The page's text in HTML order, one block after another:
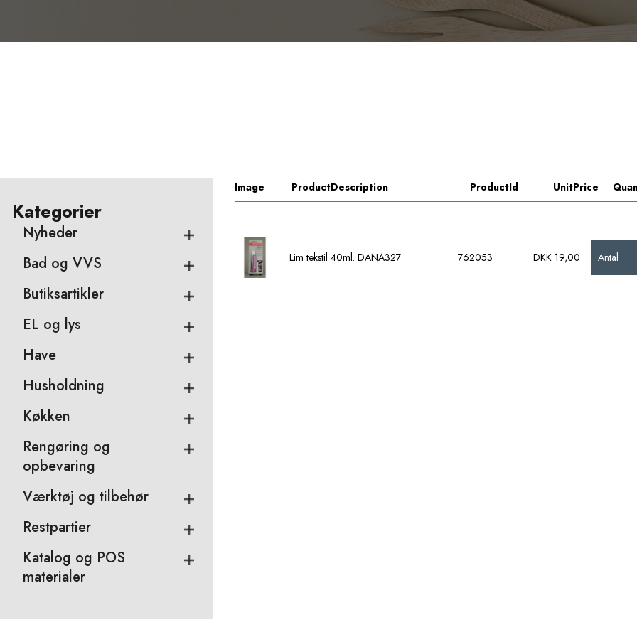
Kategorier
Nyheder
Bad og VVS
Butiksartikler
EL og lys
Have
Husholdning
Køkken
Rengøring og
opbevaring
Værktøj og tilbehør
Restpartier
Katalog og POS
materialer
Image ProductDescription ProductId UnitPrice
Lim tekstil 40ml. DANA327 762053 DKK 19,00 Antal